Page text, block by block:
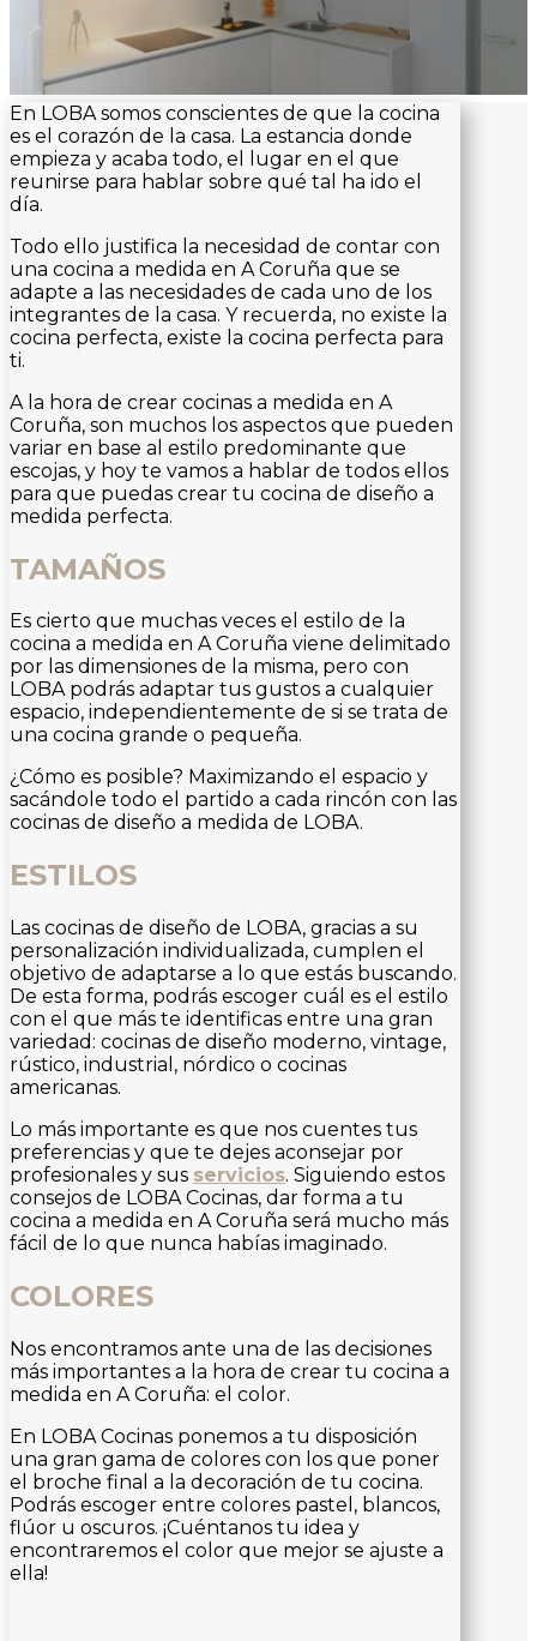
En LOBA somos conscientes de que la cocina
es el corazón de la casa. La estancia donde
empieza y acaba todo, el lugar en el que
reunirse para hablar sobre qué tal ha ido el
día.
Todo ello justifica la necesidad de contar con
una cocina a medida en A Coruña que se
adapte a las necesidades de cada uno de los
integrantes de la casa. Y recuerda, no existe la
cocina perfecta, existe la cocina perfecta para
ti.
A la hora de crear cocinas a medida en A
Coruña, son muchos los aspectos que pueden
variar en base al estilo predominante que
escojas, y hoy te vamos a hablar de todos ellos
para que puedas crear tu cocina de diseño a
medida perfecta.
TAMAÑOS
Es cierto que muchas veces el estilo de la
cocina a medida en A Coruña viene delimitado
por las dimensiones de la misma, pero con
LOBA podrás adaptar tus gustos a cualquier
espacio, independientemente de si se trata de
una cocina grande o pequeña.
¿Cómo es posible? Maximizando el espacio y
sacándole todo el partido a cada rincón con las
cocinas de diseño a medida de LOBA.
ESTILOS
Las cocinas de diseño de LOBA, gracias a su
personalización individualizada, cumplen el
objetivo de adaptarse a lo que estás buscando.
De esta forma, podrás escoger cuál es el estilo
con el que más te identificas entre una gran
variedad: cocinas de diseño moderno, vintage,
rústico, industrial, nórdico o cocinas
americanas.
Lo más importante es que nos cuentes tus
preferencias y que te dejes aconsejar por
profesionales y sus servicios. Siguiendo estos
consejos de LOBA Cocinas, dar forma a tu
cocina a medida en A Coruña será mucho más
fácil de lo que nunca habías imaginado.
COLORES
Nos encontramos ante una de las decisiones
más importantes a la hora de crear tu cocina a
medida en A Coruña: el color.
En LOBA Cocinas ponemos a tu disposición
una gran gama de colores con los que poner
el broche final a la decoración de tu cocina.
Podrás escoger entre colores pastel, blancos,
flúor u oscuros. ¡Cuéntanos tu idea y
encontraremos el color que mejor se ajuste a
ella!